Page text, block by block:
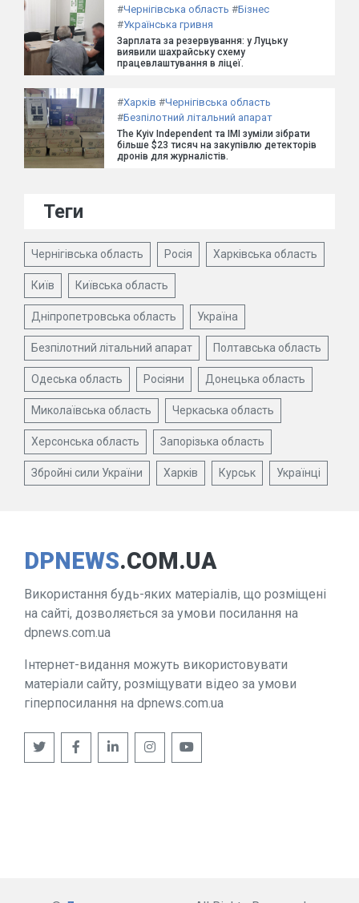
#Чернігівська область #Бізнес
#Українська гривня
Зарплата за резервування: у Луцьку
виявили шахрайську схему
працевлаштування в ліцеї.
#Харків #Чернігівська область
#Безпілотний літальний апарат
The Kyiv Independent та ІМІ зуміли зібрати
більше $23 тисяч на закупівлю детекторів
дронів для журналістів.
Теги
Чернігівська область Росія Харківська область
Київ Київська область
Дніпропетровська область Україна
Безпілотний літальний апарат Полтавська область
Одеська область Росіяни Донецька область
Миколаївська область Черкаська область
Херсонська область Запорізька область
Збройні сили України Харків Курськ Українці
DPNEWS.COM.UA
Використання будь-яких матеріалів, що розміщені
на сайті, дозволяється за умови посилання на
dpnews.com.ua
Інтернет-видання можуть використовувати
матеріали сайту, розміщувати відео за умови
гіперпосилання на dpnews.com.ua